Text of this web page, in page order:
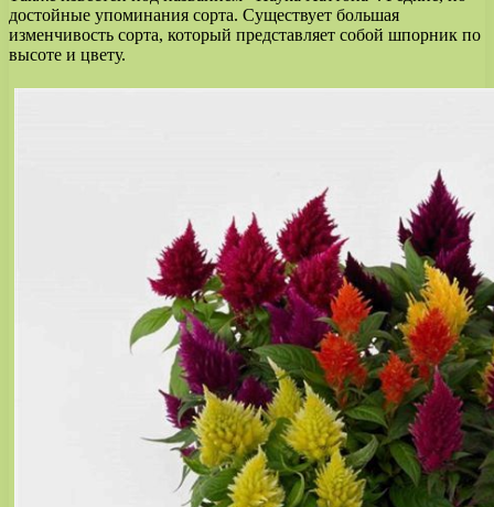
достойные упоминания сорта. Существует большая
изменчивость сорта, который представляет собой шпорник по
высоте и цвету.